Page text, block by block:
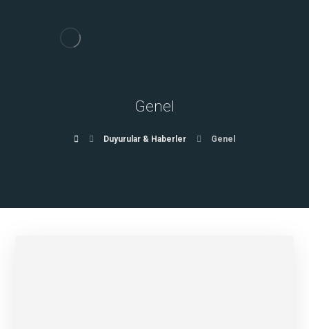
Genel
Duyurular & Haberler Genel